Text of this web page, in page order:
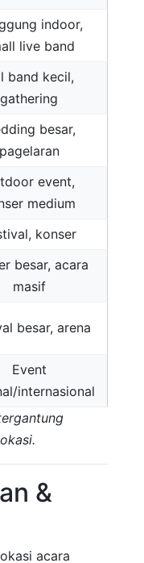
indoor,
live band
band kecil,
gathering
besar,
pagelaran
event,
medium
konser
besar, acara
masif
besar, arena
Event
internasional
&
acara